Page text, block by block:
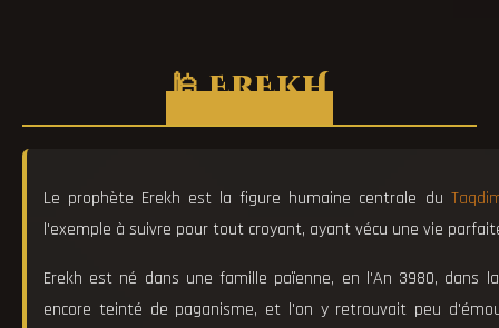
🕌 EREKH
Le prophète Erekh est la figure humaine centrale du
l'exemple à suivre pour tout croyant, ayant vécu une vie
Erekh est né dans une famille païenne, en l'An 3980, dans
encore teinté de paganisme, et l'on y retrouvait peu